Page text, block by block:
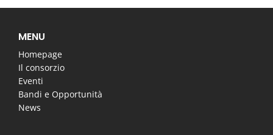
MENU
Homepage
Il consorzio
Eventi
Bandi e Opportunità
News